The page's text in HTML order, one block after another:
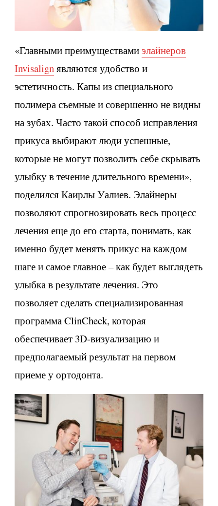
«Главными преимуществами элайнеров
Invisalignявляются удобство и
эстетичность. Капы из специального
полимера съемные и совершенно не видны
на зубах. Часто такой способ исправления
прикуса выбирают люди успешные,
которые не могут позволить себе скрывать
улыбку в течение длительного времени», –
поделился Каирлы Уалиев. Элайнеры
позволяют спрогнозировать весь процесс
лечения еще до его старта, понимать, как
именно будет менять прикус на каждом
шаге и самое главное – как будет выглядеть
улыбка в результате лечения. Это
позволяет сделать специализированная
программа ClinCheck, которая
обеспечивает 3D-визуализацию и
предполагаемый результат на первом
приеме у ортодонта.